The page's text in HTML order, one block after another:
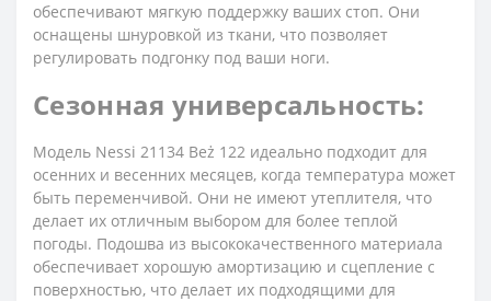
обеспечивают мягкую поддержку ваших стоп. Они
оснащены шнуровкой из ткани, что позволяет
регулировать подгонку под ваши ноги.
Сезонная универсальность:
Модель Nessi 21134 Beż 122 идеально подходит для
осенних и весенних месяцев, когда температура может
быть переменчивой. Они не имеют утеплителя, что
делает их отличным выбором для более теплой
погоды. Подошва из высококачественного материала
обеспечивает хорошую амортизацию и сцепление с
поверхностью, что делает их подходящими для